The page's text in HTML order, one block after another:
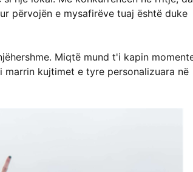
përvojën e mysafirëve tuaj është duke
Miqtë mund t'i kapin
kujtimet e tyre personalizuara në